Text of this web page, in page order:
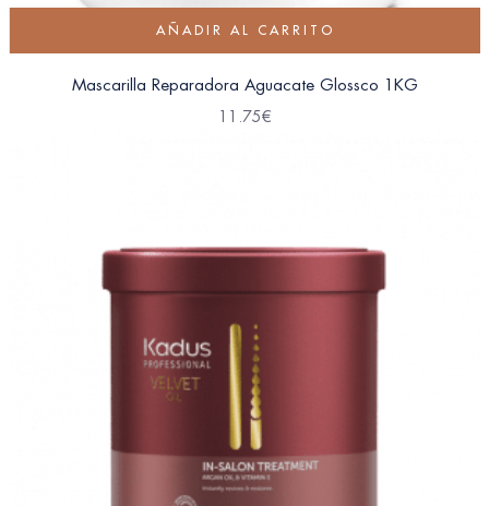
AÑADIR AL CARRITO
Mascarilla Reparadora Aguacate Glossco 1KG
11.75€